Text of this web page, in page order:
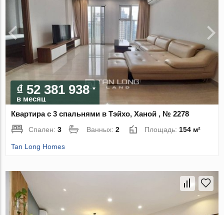
₫ 52 381 938
в месяц
Квартира с 3 спальнями в Тэйхо, Ханой , № 2278
Спален:3 Ванных:2 Площадь: 154 м²
Tan Long Homes